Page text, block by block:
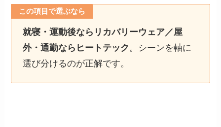
この項目で選ぶなら
就寝・運動後ならリカバリーウェア／屋
外・通勤ならヒートテック。シーンを軸に
選び分けるのが正解です。